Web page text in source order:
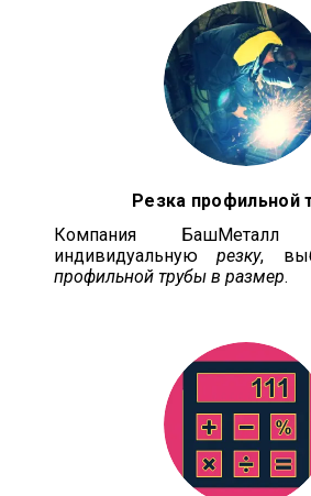
Резка профильной
Компания БашМеталл
индивидуальнуюрезку,
профильной трубы в размер.